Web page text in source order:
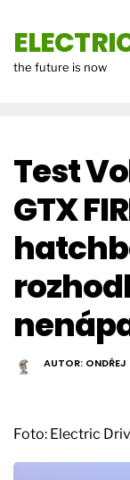
the future is now
Test
GTX
AUTOR: ONDŘEJ
Foto: Electric